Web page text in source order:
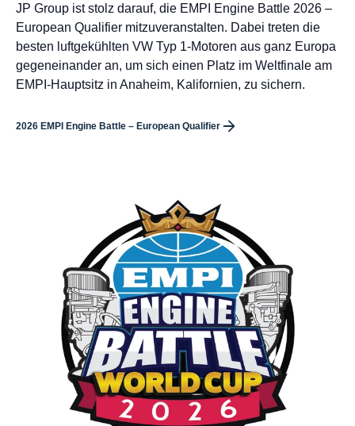
JP Group ist stolz darauf, die EMPI Engine Battle 2026 –
European Qualifier mitzuveranstalten. Dabei treten die
besten luftgekühlten VW Typ 1-Motoren aus ganz Europa
gegeneinander an, um sich einen Platz im Weltfinale am
EMPI-Hauptsitz in Anaheim, Kalifornien, zu sichern.
2026 EMPI Engine Battle – European Qualifier